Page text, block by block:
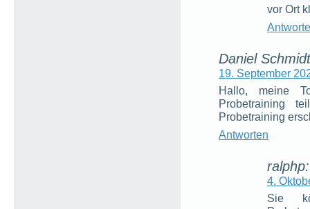
vor Ort
Daniel
19. September
Hallo, meine
Probetraining
Probetraining
Antworten
ralphp:
4.
Sie